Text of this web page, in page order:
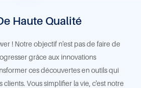
Haute Qualité
! Notre objectif n'est pas de faire de
grâce aux innovations
ces découvertes en outils qui
Vous simplifier la vie, c'est notre